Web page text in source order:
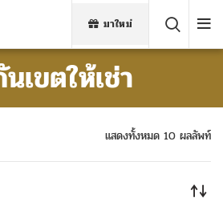
มาใหม่
เขตให้เช่า
แสดงทั้งหมด 10 ผลลัพท์